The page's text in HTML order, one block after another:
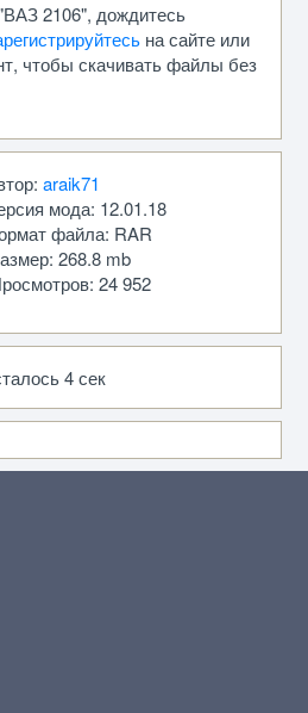
2106", дождитесь
на сайте или
чтобы скачивать файлы без
araik71
мода: 12.01.18
файла: RAR
268.8 mb
24 952
4 сек